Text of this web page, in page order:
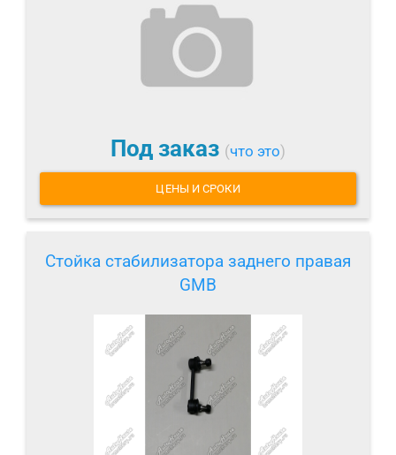
Под заказ (что это)
ЦЕНЫ И СРОКИ
Стойка стабилизатора заднего правая
GMB